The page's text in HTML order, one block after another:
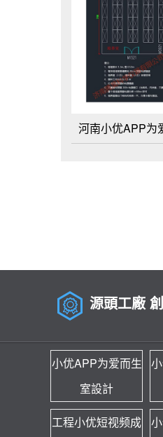
河南小优APP为
源頭工廠
小优APP为爱而生
室設計
工程小优短视频成